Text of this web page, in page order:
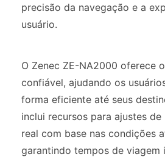
precisão da navegação e a
usuário.
O Zenec ZE-NA2000 oferece
confiável, ajudando os
forma eficiente até seus
inclui recursos para ajustes
real com base nas condições
garantindo tempos de viagem